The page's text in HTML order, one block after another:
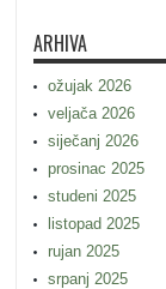
ARHIVA
ožujak 2026
veljača 2026
siječanj 2026
prosinac 2025
studeni 2025
listopad 2025
rujan 2025
srpanj 2025